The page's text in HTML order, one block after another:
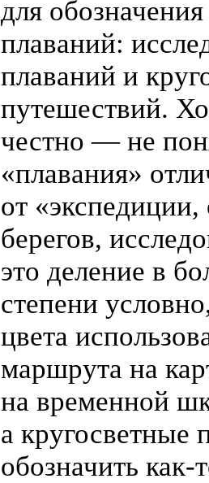
для
плаваний:
плаваний и
путешествий.
честно — не
«плавания»
от
берегов,
это деление в
степени
цвета
маршрута на
на временной
а кругосветные
обозначить как-